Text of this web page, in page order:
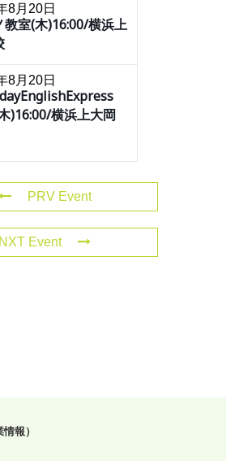
8月20日
教室(木)16:00/横浜上
8月20日
)16:00/横浜上大岡
PRV Event
NXT Event
報）